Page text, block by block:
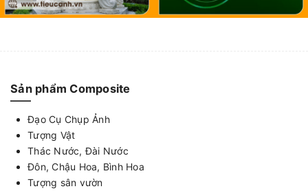
Sản phẩm Composite
Đạo Cụ Chụp Ảnh
Tượng Vật
Thác Nước, Đài Nước
Đôn, Chậu Hoa, Bình Hoa
Tượng sân vườn